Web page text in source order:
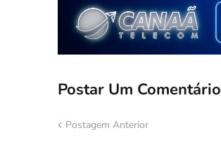
Postar Um Comentário
Postagem Anterior